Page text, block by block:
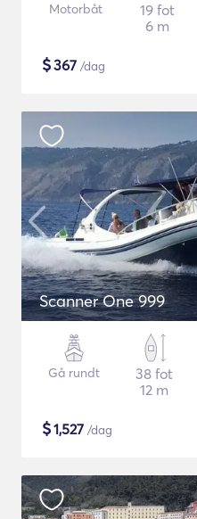
Motorbåt
19 fot
6 m
$367 /dag
Scanner One 999
Gå rundt
38 fot
12 m
$1,527 /dag